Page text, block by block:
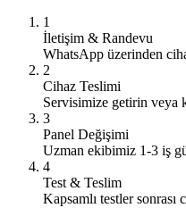
1
İletişim & Randevu
WhatsApp üzerinden
2
Cihaz Teslimi
Servisimize getirin veya
3
Panel Değişimi
Uzman ekibimiz 1-3 iş
4
Test & Teslim
Kapsamlı testler sonrası